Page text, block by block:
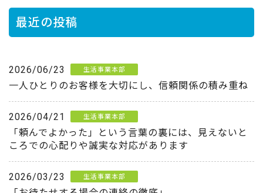
最近の投稿
2026/06/23 生活事業本部
一人ひとりのお客様を大切にし、信頼関係の積み重ね
2026/04/21 生活事業本部
「頼んでよかった」という言葉の裏には、見えないと
ころでの心配りや誠実な対応があります
2026/03/23 生活事業本部